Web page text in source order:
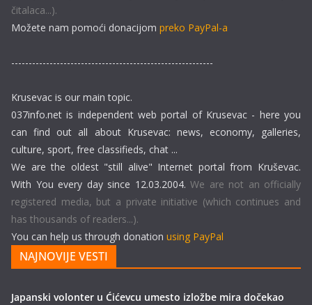
čitalaca...).
Možete nam pomoći donacijom preko PayPal-a
----------------------------------------------------------
Krusevac is our main topic.
037info.net is independent web portal of Krusevac - here you
can find out all about Krusevac: news, economy, galleries,
culture, sport, free classifieds, chat ...
We are the oldest "still alive" Internet portal from Kruševac.
With You every day since 12.03.2004. We are not an officially
registered media, but a private initiative (which continues and
has thousands of readers...).
You can help us through donation using PayPal
NAJNOVIJE VESTI
Japanski volonter u Ćićevcu umesto izložbe mira dočekao